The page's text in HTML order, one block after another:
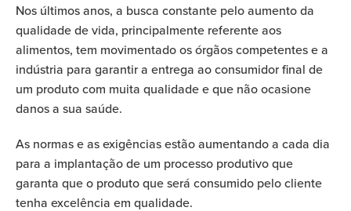
Nos últimos anos, a busca constante pelo aumento da
qualidade de vida, principalmente referente aos
alimentos, tem movimentado os órgãos competentes e a
indústria para garantir a entrega aoconsumidor final de
um produtocom muita qualidadee que não ocasione
danos a sua saúde.
As normas e as exigências estão aumentando a cada dia
para a implantação de um processo produtivo que
garanta que o produto que será consumido pelo cliente
tenha excelência em qualidade.